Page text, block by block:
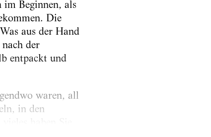
im Beginnen, als
Die
aus der Hand
der
entpackt und
waren, all
in den